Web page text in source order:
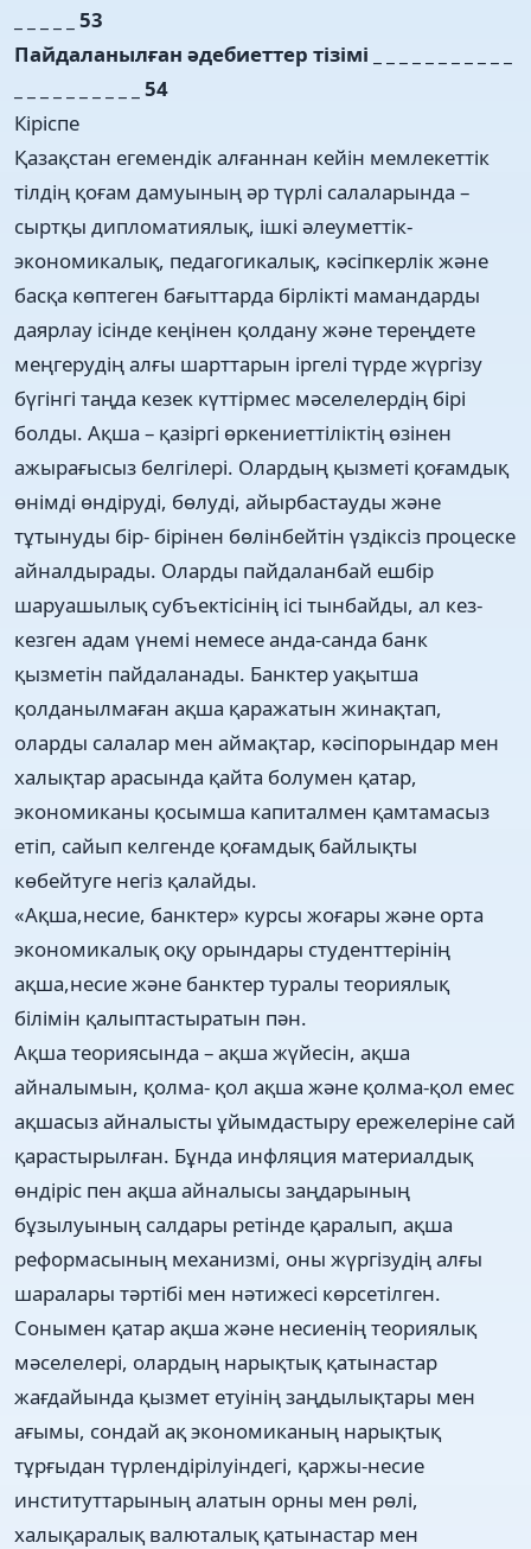
_ _ _ _ _ 53
Пайдаланылған әдебиеттер тізімі _ _ _ _ _ _ _ _ _ _ _
_ _ _ _ _ _ _ _ _ _ 54
Кіріспе
Қазақстан егемендік алғаннан кейін мемлекеттік
тілдің қоғам дамуының әр түрлі салаларында –
сыртқы дипломатиялық, ішкі әлеуметтік-
экономикалық, педагогикалық, кәсіпкерлік және
басқа көптеген бағыттарда бірлікті мамандарды
даярлау ісінде кеңінен қолдану және тереңдете
меңгерудің алғы шарттарын іргелі түрде жүргізу
бүгінгі таңда кезек күттірмес мәселелердің бірі
болды. Ақша – қазіргі өркениеттіліктің өзінен
ажырағысыз белгілері. Олардың қызметі қоғамдық
өнімді өндіруді, бөлуді, айырбастауды және
тұтынуды бір- бірінен бөлінбейтін үздіксіз процеске
айналдырады. Оларды пайдаланбай ешбір
шаруашылық субъектісінің ісі тынбайды, ал кез-
кезген адам үнемі немесе анда-санда банк
қызметін пайдаланады. Банктер уақытша
қолданылмаған ақша қаражатын жинақтап,
оларды салалар мен аймақтар, кәсіпорындар мен
халықтар арасында қайта болумен қатар,
экономиканы қосымша капиталмен қамтамасыз
етіп, сайып келгенде қоғамдық байлықты
көбейтуге негіз қалайды.
«Ақша,несие, банктер» курсы жоғары және орта
экономикалық оқу орындары студенттерінің
ақша,несие және банктер туралы теориялық
білімін қалыптастыратын пән.
Ақша теориясында – ақша жүйесін, ақша
айналымын, қолма- қол ақша және қолма-қол емес
ақшасыз айналысты ұйымдастыру ережелеріне сай
қарастырылған. Бұнда инфляция материалдық
өндіріс пен ақша айналысы заңдарының
бұзылуының салдары ретінде қаралып, ақша
реформасының механизмі, оны жүргізудің алғы
шаралары тәртібі мен нәтижесі көрсетілген.
Сонымен қатар ақша және несиенің теориялық
мәселелері, олардың нарықтық қатынастар
жағдайында қызмет етуінің заңдылықтары мен
ағымы, сондай ақ экономиканың нарықтық
тұрғыдан түрлендірілуіндегі, қаржы-несие
институттарының алатын орны мен рөлі,
халықаралық валюталық қатынастар мен